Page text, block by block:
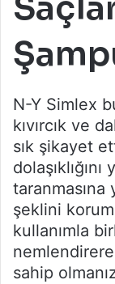
N-Y Simlex
kıvırcık ve
sık şikayet
taranmasına
şeklini
kullanımla
sahip